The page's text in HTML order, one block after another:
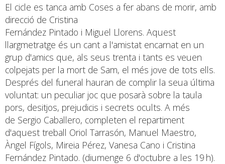
El cicle es tanca amb Coses a fer abans de morir, amb
direcció de Cristina
Fernández Pintado i Miguel Llorens. Aquest
llargmetratge és un cant a l'amistat encarnat en un
grup d'amics que, als seus trenta i tants es veuen
colpejats per la mort de Sam, el més jove de tots ells.
Després del funeral hauran de complir la seua última
voluntat: un peculiar joc que posarà sobre la taula
pors, desitjos, prejudicis i secrets ocults. A més
de Sergio Caballero, completen el repartiment
d'aquest treball Oriol Tarrasón, Manuel Maestro,
Àngel Fígols, Mireia Pérez, Vanesa Cano i Cristina
Fernández Pintado. (diumenge 6 d'octubre a les 19 h).